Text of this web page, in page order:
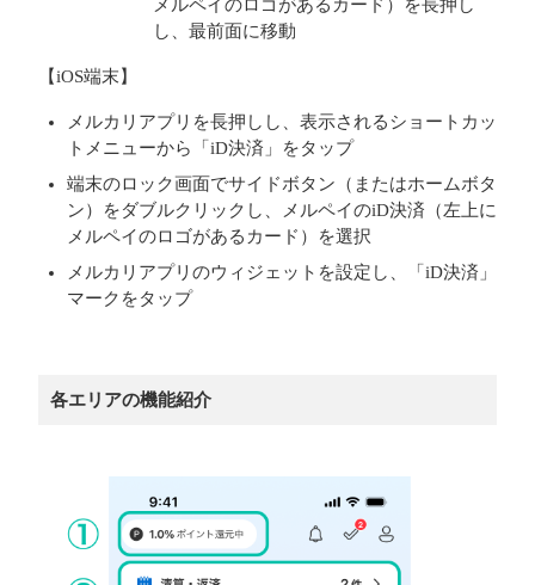
メルペイのロゴがあるカード）を長押し
し、最前面に移動
【iOS端末】
メルカリアプリを長押しし、表示されるショートカッ
トメニューから「iD決済」をタップ
端末のロック画面でサイドボタン（またはホームボタ
ン）をダブルクリックし、メルペイのiD決済（左上に
メルペイのロゴがあるカード）を選択
メルカリアプリのウィジェットを設定し、「iD決済」
マークをタップ
各エリアの機能紹介